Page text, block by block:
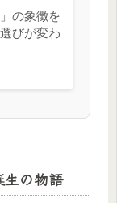
の象徴を
びが変わ
生の物語